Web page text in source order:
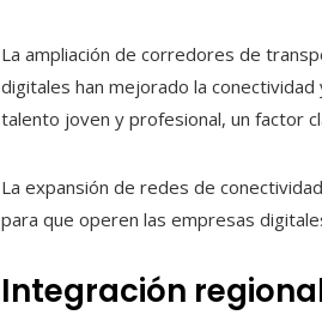
La ampliación de corredores de
digitales han mejorado la
talento joven y profesional, un factor
La expansión de redes de
para que operen las empresas
Integración